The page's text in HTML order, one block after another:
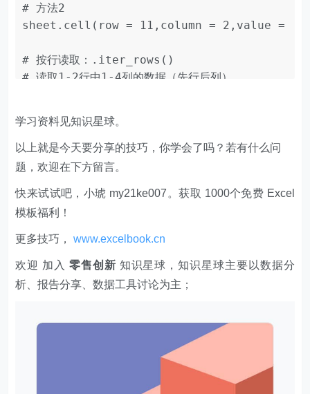
# 方法2
sheet.cell(row = 11,column = 2,value = '
# 按行读取：.iter_rows()
# 读取1-2行中1-4列的数据（先行后列）
        print(j.value)
# 按列读取：.iter_cols()
for i in
    for j in i:
        print(j.value)
学习资料见知识星球。
以上就是今天要分享的技巧，你学会了吗？若有什么问
题，欢迎在下方留言。
快来试试吧，小琥 my21ke007。获取 1000个免费 Excel
模板福利​​​​！
更多技巧，www.excelbook.cn
欢迎 加入 零售创新 知识星球，知识星球主要以数据分
析、报告分享、数据工具讨论为主；